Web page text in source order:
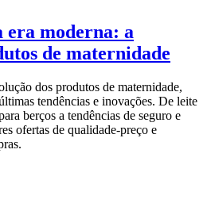
era moderna: a
de maternidade
dos produtos de maternidade,
tendências e inovações. De leite
berços a tendências de seguro e
ofertas de qualidade-preço e